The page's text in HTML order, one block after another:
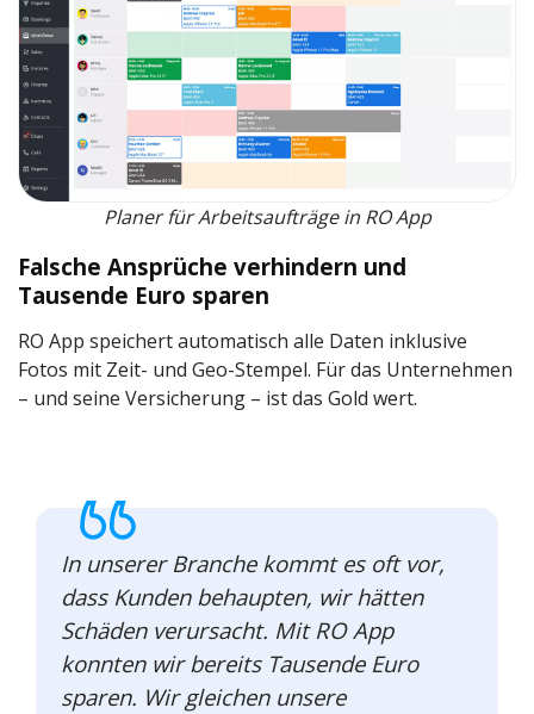
Planer für Arbeitsaufträge in RO App
Falsche Ansprüche verhindern und
Tausende Euro sparen
RO App speichert automatisch alle Daten inklusive
Fotos mit Zeit- und Geo-Stempel. Für das Unternehmen
– und seine Versicherung – ist das Gold wert.
In unserer Branche kommt es oft vor,
dass Kunden behaupten, wir hätten
Schäden verursacht. Mit RO App
konnten wir bereits Tausende Euro
sparen. Wir gleichen unsere